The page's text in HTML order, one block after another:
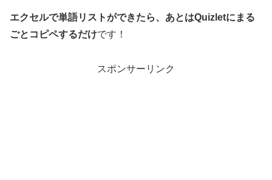
エクセルで単語リストができたら、あとはQuizletにまる
ごとコピペするだけです！
スポンサーリンク